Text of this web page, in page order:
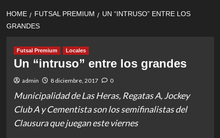
HOME FUTSAL PREMIUM
UN “INTRUSO” ENTRE LOS
GRANDES
Futsal Premium Locales
Un “intruso” entre los grandes
admin 8 diciembre, 2017 0
Municipalidad de Las Heras, Regatas A, Jockey
Club A y Cementista son los semifinalistas del
Clausura que juegan este viernes